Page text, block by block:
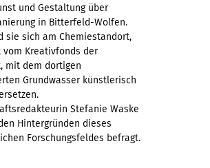
und Gestaltung über
in Bitterfeld-Wolfen.
sie sich am Chemiestandort,
Kreativfonds der
mit dem dortigen
Grundwasser künstlerisch
Stefanie Waske
Hintergründen dieses
Forschungsfeldes befragt.